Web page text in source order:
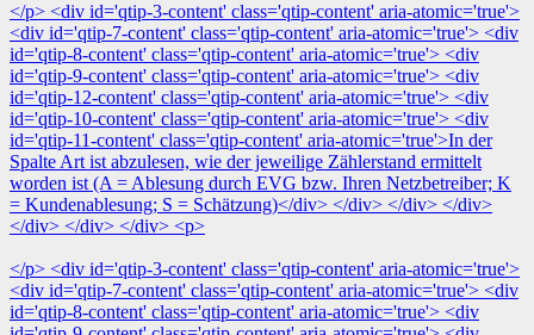
</p> <div id='qtip-3-content' class='qtip-content' aria-atomic='true'>
<div id='qtip-7-content' class='qtip-content' aria-atomic='true'> <div
id='qtip-8-content' class='qtip-content' aria-atomic='true'> <div
id='qtip-9-content' class='qtip-content' aria-atomic='true'> <div
id='qtip-12-content' class='qtip-content' aria-atomic='true'> <div
id='qtip-10-content' class='qtip-content' aria-atomic='true'> <div
id='qtip-11-content' class='qtip-content' aria-atomic='true'>In der
Spalte Art ist abzulesen, wie der jeweilige Zählerstand ermittelt
worden ist (A = Ablesung durch EVG bzw. Ihren Netzbetreiber; K
= Kundenablesung; S = Schätzung)</div> </div> </div> </div>
</div> </div> </div> <p>
</p> <div id='qtip-3-content' class='qtip-content' aria-atomic='true'>
<div id='qtip-7-content' class='qtip-content' aria-atomic='true'> <div
id='qtip-8-content' class='qtip-content' aria-atomic='true'> <div